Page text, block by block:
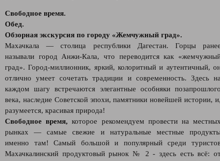
Свободное время.
Обед.
Обзорная экскурсия по городу «Жемчужный град».
Махачкала — столица республики Дагестан. Горцы
называли город Анжи-Кала, что переводится как
град». Город-миллионник, яркий, колоритный и аутентичный,
отлично умеет сочетать традиции и современность. Здесь
каждом шагу встречаются элегантные особняки
века, наследие Советской эпохи, памятники новейшей истории,
разумеется, красивая природа!
Свободное время, которое рекомендуем провести на
рынках — самые свежие и натуральные местные
именно там! Самый большой и популярный среди
Махачкалинский продуктовый рынок № 2 - здесь есть всё: